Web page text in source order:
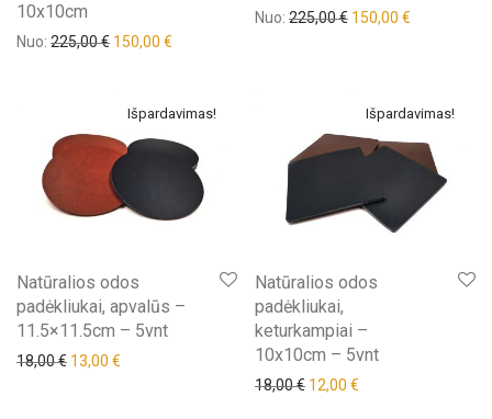
10x10cm
Nuo: 225,00€ 150,00 €
Nuo: 225,00€ 150,00 €
Išpardavimas!
Natūralios odos
padėkliukai, apvalūs –
11.5×11.5cm – 5vnt
18,00€ 13,00 €
Išpardavimas!
Natūralios odos
padėkliukai,
keturkampiai –
10x10cm – 5vnt
18,00€ 12,00 €